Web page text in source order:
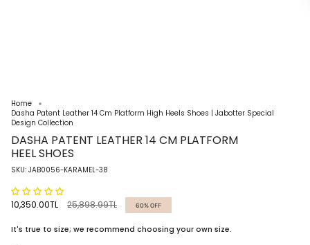
Home
Dasha Patent Leather 14 Cm Platform High Heels Shoes | Jabotter Special
Design Collection
DASHA PATENT LEATHER 14 CM PLATFORM
HEEL SHOES
SKU: JAB0056-KARAMEL-38
10,350.00TL
Regular
25,898.99TL 60%OFF
It's true to size; we recommend choosing your own size.